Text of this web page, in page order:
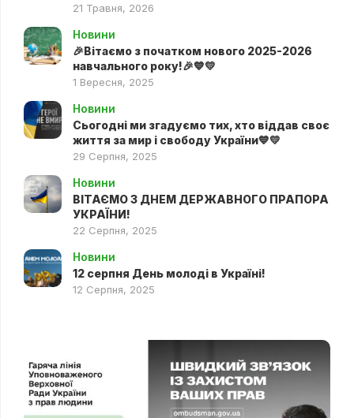
21 Травня, 2026
Новини
🎉Вітаємо з початком нового 2025-2026
навчального року!🎉💙💛
1 Вересня, 2025
Новини
Сьогодні ми згадуємо тих, хто віддав своє
життя за мир і свободу України💙💛
29 Серпня, 2025
Новини
ВІТАЄМО З ДНЕМ ДЕРЖАВНОГО ПРАПОРА
УКРАЇНИ!
22 Серпня, 2025
Новини
12 серпня День молоді в Україні!
12 Серпня, 2025